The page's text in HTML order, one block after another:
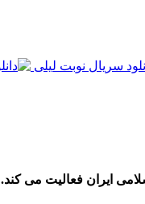
ایران فعالیت می کند.